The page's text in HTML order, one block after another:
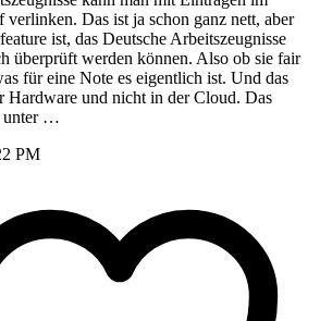
verlinken. Das ist ja schon ganz nett, aber
ist, das Deutsche Arbeitszeugnisse
überprüft werden können. Also ob sie fair
für eine Note es eigentlich ist. Und das
Hardware und nicht in der Cloud. Das
unter …
PM